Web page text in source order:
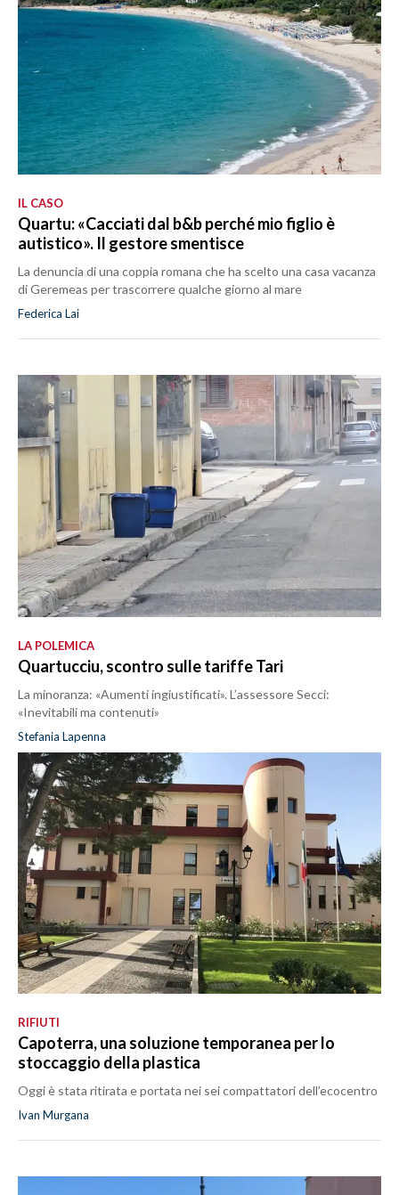
IL CASO
Quartu: «Cacciati dal b&b perché mio figlio è
autistico». Il gestore smentisce
La denuncia di una coppia romana che ha scelto una casa vacanza
di Geremeas per trascorrere qualche giorno al mare
Federica Lai
LA POLEMICA
Quartucciu, scontro sulle tariffe Tari
La minoranza: «Aumenti ingiustificati». L’assessore Secci:
«Inevitabili ma contenuti»
Stefania Lapenna
RIFIUTI
Capoterra, una soluzione temporanea per lo
stoccaggio della plastica
Oggi è stata ritirata e portata nei sei compattatori dell’ecocentro
Ivan Murgana